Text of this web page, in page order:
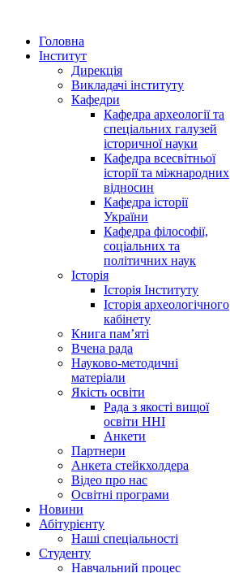
Головна
Інститут
Дирекція
Викладачі інституту
Кафедри
Кафедра археології та
спеціальних галузей
історичної науки
Кафедра всесвітньої
історії та міжнародних
відносин
Кафедра історії
України
Кафедра філософії,
соціальних та
політичних наук
Історія
Історія Інституту
Історія археологічного
кабінету
Книга памʼяті
Вчена рада
Науково-методичні
матеріали
Якість освіти
Рада з якості вищої
освіти ННІ
Анкети
Партнери
Анкета стейкхолдера
Відео про нас
Освітні програми
Hовини
Абітурієнту
Наші спеціальності
Студенту
Навчальний процес